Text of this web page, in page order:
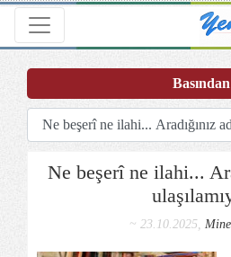
Toggle navigation
Ne beşerî ne ilahi...
~ 23.10.2025,
Basından